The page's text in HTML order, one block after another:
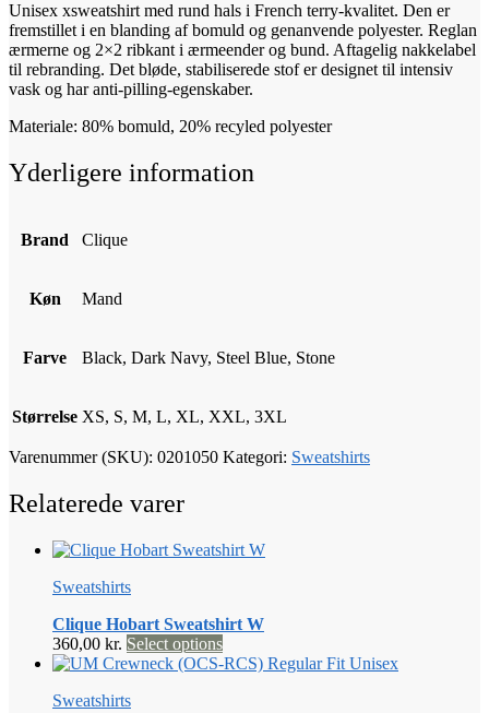
Unisex xsweatshirt med rund hals i French terry-kvalitet. Den er
fremstillet i en blanding af bomuld og genanvende polyester. Reglan
ærmerne og 2×2 ribkant i ærmeender og bund. Aftagelig nakkelabel
til rebranding. Det bløde, stabiliserede stof er designet til intensiv
vask og har anti-pilling-egenskaber.
Materiale: 80% bomuld, 20% recyled polyester
Yderligere information
Brand Clique
Køn Mand
Farve Black, Dark Navy, Steel Blue, Stone
Størrelse XS, S, M, L, XL, XXL, 3XL
Varenummer (SKU): 0201050 Kategori: Sweatshirts
Relaterede varer
Sweatshirts
Clique Hobart Sweatshirt W
360,00 kr. Select optionsDette
vare
Sweatshirts